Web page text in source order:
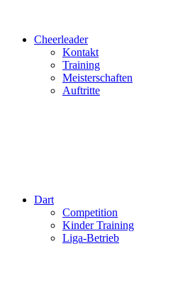
Cheerleader
Kontakt
Training
Meisterschaften
Auftritte
Dart
Competition
Kinder Training
Liga-Betrieb